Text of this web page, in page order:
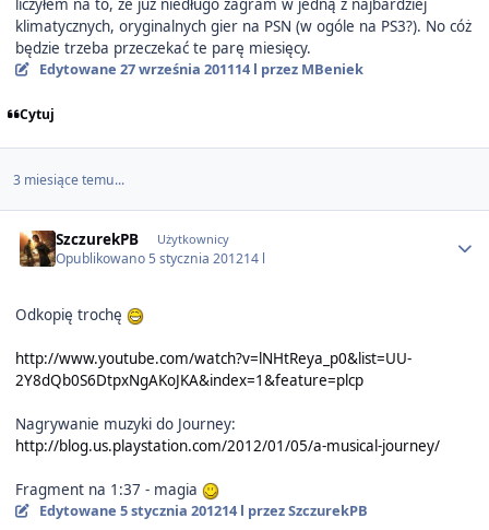
liczyłem na to, że już niedługo zagram w jedną z najbardziej
klimatycznych, oryginalnych gier na PSN (w ogóle na PS3?). No cóż
będzie trzeba przeczekać te parę miesięcy.
Edytowane 27 września 201114 l przez MBeniek
Cytuj
3 miesiące temu...
SzczurekPB Użytkownicy
Opublikowano 5 stycznia 201214 l
Odkopię trochę
http://www.youtube.com/watch?v=lNHtReya_p0&list=UU-
2Y8dQb0S6DtpxNgAKoJKA&index=1&feature=plcp
Nagrywanie muzyki do Journey:
http://blog.us.playstation.com/2012/01/05/a-musical-journey/
Fragment na 1:37 - magia
Edytowane 5 stycznia 201214 l przez SzczurekPB